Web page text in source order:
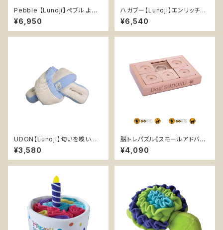
Pebble 【Lunoji】ぺブル より
楽しい食事タイム 知育玩具 エ
ンリッチメント 早食い防止
¥6,950
ハガブー【Lunoji】エンリッチメ
ント ぬいぐるみ 犬 知育 おやつ
入れ可能 ムササビ ノーズワーク
¥6,540
UDON【Lunoji】匂いを嗅いで
遊ぶ エンリッチメント ぬいぐる
み 犬 知育 おやつ入れ可能 ノー
ズワーク うどん
¥3,580
脳トレパズル《スモールアドバン
ス》SUDOKU 【My Intelligent
Pets】木製 嗅覚 知育玩具 トレ
ーニング ストレス解消 運動不足
¥4,090